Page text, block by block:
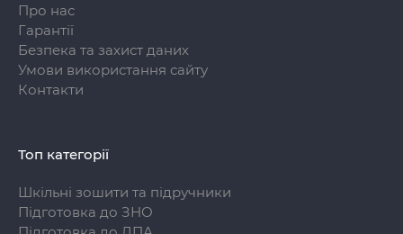
Про нас
Гарантії
Безпека та захист даних
Умови використання сайту
Контакти
Топ категорії
Шкільні зошити та підручники
Підготовка до ЗНО